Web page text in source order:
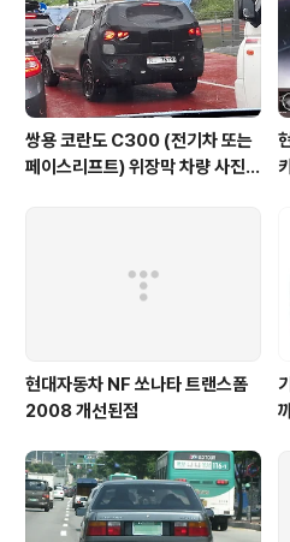
쌍용 코란도 C300 (전기차 또는
페이스리프트) 위장막 차량 사진 -
현대자동차 NF 쏘나타 트랜스폼
2008 개선된점